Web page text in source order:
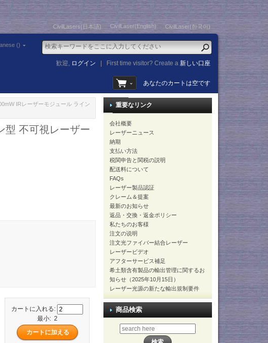
CivilLasers(日本語) CivilLaser(English) CivilLaser(한국어)
()
歓迎, ログイン First time visitor? Create a新しい口座
あなたのカートは空です
IRレーザーモジュール ライン
型 不可視レーザー
カートに入れる:
最小: 2
重要なリンク
会社概要
レーザーニュース
納期
支払い方法
税関申告と関税の説明
配送料について
FAQs
レーザー製品認証
クレーム＆提案
最新のお知らせ
返品・交換・返金ポリシー
私たちのお客様
注文の说明
注文光ファイバー結合レーザー
レーザービデオ
アフターサービス補足
希土類含有製品の輸出管理に関するお
知らせ（2025年10月15日）
レーザー光源の新たな輸出規制要件
商品検索